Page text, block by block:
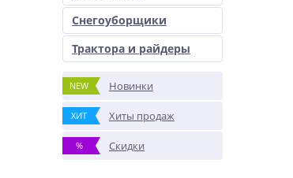
Снегоуборщики
Трактора и райдеры
NEW Новинки
ХИТ Хиты продаж
% Скидки